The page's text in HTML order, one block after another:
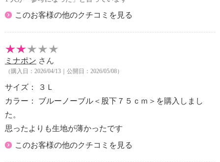
このお客様の他のクチコミを見る
ミナポン さん
（購入日：2026/04/13｜公開日：2026/05/08）
サイズ： ３Ｌ
カラー： ブルーノーブル＜股下７５ｃｍ＞を購入しまし
た。
思ったよりも生地が薄かったです
このお客様の他のクチコミを見る